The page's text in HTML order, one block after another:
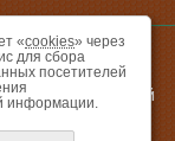
«Валуйский
«cookies» через
для сбора
посетителей
информации.